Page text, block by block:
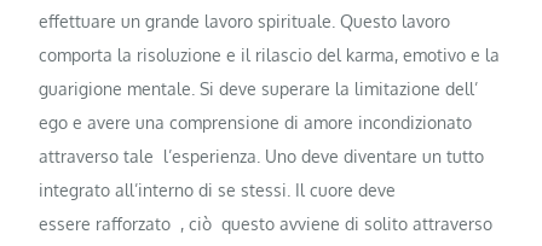
effettuare un grande lavoro spirituale. Questo lavoro
comporta la risoluzione e il rilascio del karma, emotivo e la
guarigione mentale. Si deve superare la limitazione dell’
ego e avere una comprensione di amore incondizionato
attraverso tale l’esperienza. Uno deve diventare un tutto
integrato all’interno di se stessi. Il cuore deve
essere rafforzato , ciò questo avviene di solito attraverso